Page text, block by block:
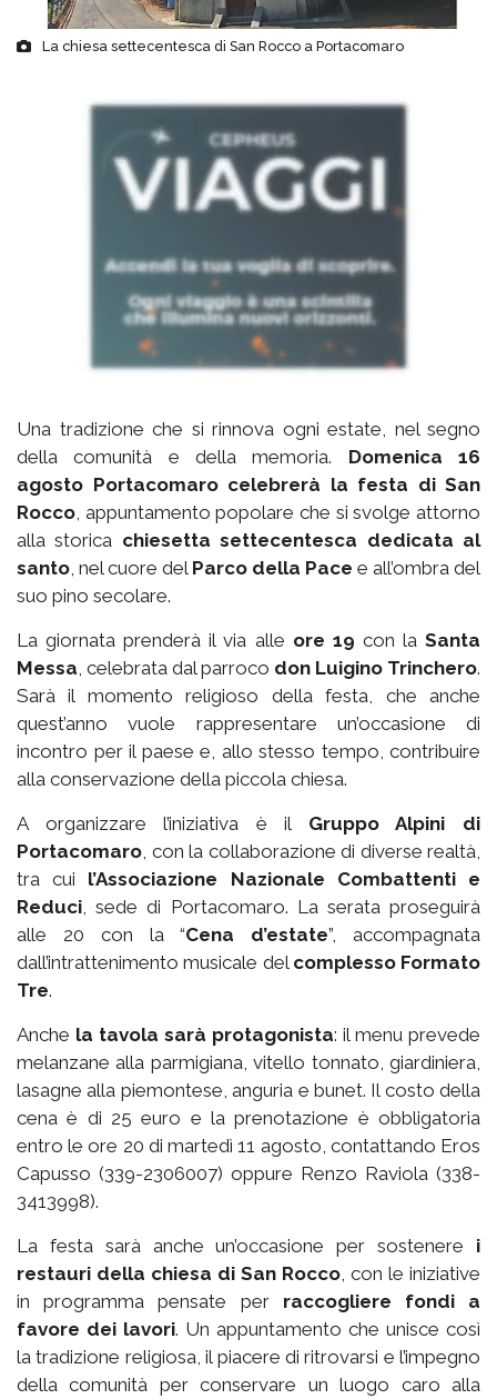
La chiesa settecentesca di San Rocco a Portacomaro
Una tradizione che si rinnova ogni estate, nel segno
della comunità e della memoria. Domenica 16
agosto Portacomaro celebrerà la festa di San
Rocco , appuntamento popolare che si svolge attorno
alla storica chiesetta settecentesca dedicata al
santo , nel cuore del Parco della Pace e all’ombra del
suo pino secolare.
La giornata prenderà il via alle ore 19 con laSanta
Messa , celebrata dal parroco don Luigino Trinchero.
Sarà il momento religioso della festa, che anche
quest’anno vuole rappresentare un’occasione di
incontro per il paese e, allo stesso tempo, contribuire
alla conservazione della piccola chiesa.
A organizzare l’iniziativa è il Gruppo Alpini di
Portacomaro , con la collaborazione di diverse realtà,
tra cui l’Associazione Nazionale Combattenti e
Reduci , sede di Portacomaro. La serata proseguirà
alle 20 con la “Cena d’estate”, accompagnata
dall’intrattenimento musicale del complesso Formato
Tre.
Anche la tavola sarà protagonista: il menu prevede
melanzane alla parmigiana, vitello tonnato, giardiniera,
lasagne alla piemontese, anguria e bunet. Il costo della
cena è di 25 euro e la prenotazione è obbligatoria
entro le ore 20 di martedì 11 agosto, contattando Eros
Capusso (339-2306007) oppure Renzo Raviola (338-
3413998).
La festa sarà anche un’occasione per sostenere i
restauri della chiesa di San Rocco , con le iniziative
in programma pensate per raccogliere fondi a
favore dei lavori. Un appuntamento che unisce così
la tradizione religiosa, il piacere di ritrovarsi e l’impegno
della comunità per conservare un luogo caro alla